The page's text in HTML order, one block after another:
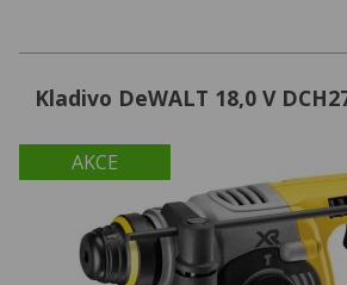
AKCE
Kladivo DeWALT 18,0 V